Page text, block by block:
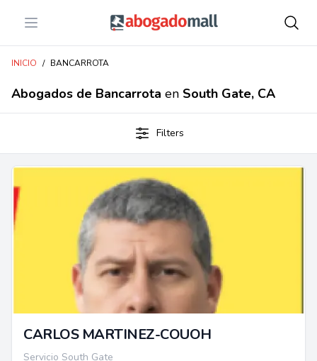
Open menu Abogadomall
INICIO / BANCARROTA
Abogados de Bancarrota en South Gate, CA
Filters
CARLOS MARTINEZ-COUOH
Servicio South Gate